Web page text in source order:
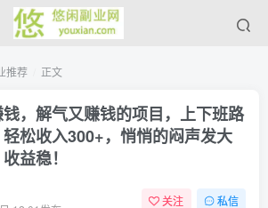
推荐 正文
，解气又赚钱的项目，上下班路
松收入300+，悄悄的闷声发大
益稳！
关注 私信